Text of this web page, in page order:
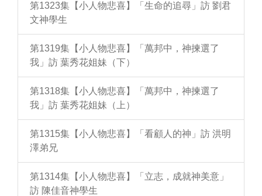
第1323集【小人物悲喜】「生命的追尋」訪 劉君
文神學生
第1319集【小人物悲喜】「萬邦中，神揀選了
我」訪 葉秀花姐妹（下）
第1318集【小人物悲喜】「萬邦中，神揀選了
我」訪 葉秀花姐妹（上）
第1315集【小人物悲喜】「看顧人的神」訪 洪明
澤弟兄
第1314集【小人物悲喜】「立志，成就神美意」
訪 陳佳音神學生